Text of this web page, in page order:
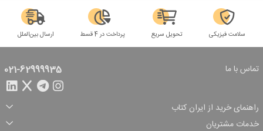
سلامت فیزیکی تحویل سریع پرداخت در 4 قسط ارسال بین‌الملل
تماس با ما 021-62999935
راهنمای خرید از ایران کتاب
ثبت سفارش
شرایط ارسال سفارش
شیوه پرداخت
تخفیف‌های خرید
خدمات مشتریان